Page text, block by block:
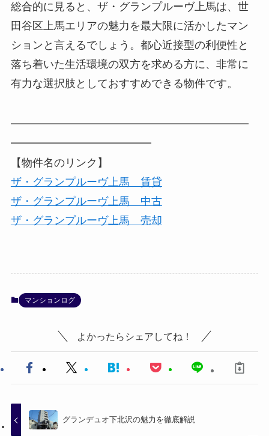
総合的に見ると、ザ・グランプルーヴ上馬は、世
田谷区上馬エリアの魅力を最大限に活かしたマン
ションと言えるでしょう。都心近接型の利便性と
落ち着いた生活環境の双方を求める方に、非常に
有力な選択肢としておすすめできる物件です。
━━━━━━━━━━━━━━━━━━━━━━
━━━━━━━━━━━━━
【物件名のリンク】
ザ・グランプルーヴ上馬 賃貸
ザ・グランプルーヴ上馬 中古
ザ・グランプルーヴ上馬 売却
マンションログ
よかったらシェアしてね！
グランデュオ下北沢の魅力を徹底解説